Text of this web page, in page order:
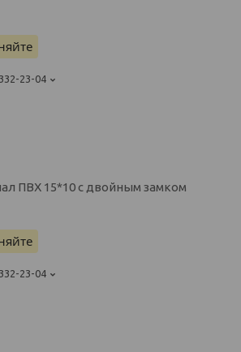
23-04
ПВХ 15*10 с двойным замком
23-04